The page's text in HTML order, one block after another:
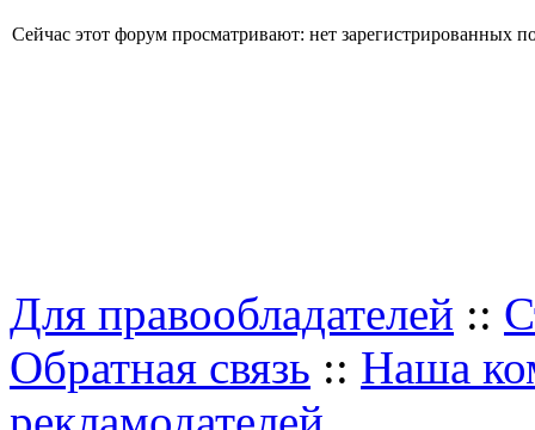
Сейчас этот форум просматривают: нет зарегистрированных
Для правообладателей ::
Обратная связь :: Наша